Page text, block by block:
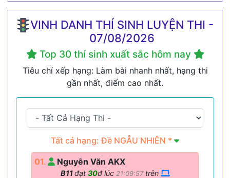
VINH DANH THÍ SINH LUYỆN THI -
07/08/2026
Top 30 thí sinh xuất sắc hôm nay
Tiêu chí xếp hạng: Làm bài nhanh nhất, hạng thi
gần nhất, điểm cao nhất.
Tất cả hạng: Đề NGẪU NHIÊN *
01. Nguyễn Văn AKX
B11đạt 30đ lúc 21:09:57trên